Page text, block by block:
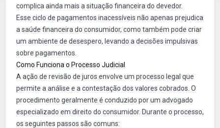
complica ainda mais a situação financeira do devedor.
Esse ciclo de pagamentos inacessíveis não apenas prejudica
a saúde financeira do consumidor, como também pode criar
um ambiente de desespero, levando a decisões impulsivas
sobre pagamentos.
Como Funciona o Processo Judicial
A ação de revisão de juros envolve um processo legal que
permite a análise e a contestação dos valores cobrados. O
procedimento geralmente é conduzido por um advogado
especializado em direito do consumidor. Durante o processo,
os seguintes passos são comuns: